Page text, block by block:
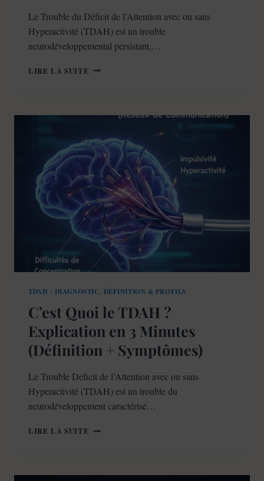
Le Trouble du Déficit de l’Attention avec ou sans
Hyperactivité (TDAH) est un trouble
neurodéveloppemental persistant,…
LIRE LA SUITE TDAH
GUIDE
2025
TDAH : DIAGNOSTIC, DÉFINITION & PROFILS
C’est Quoi le TDAH ?
Explication en 3 Minutes
(Définition + Symptômes)
Le Trouble Déficit de l’Attention avec ou sans
Hyperactivité (TDAH) est un trouble du
neurodéveloppement caractérisé…
LIRE LA SUITE C’EST
?